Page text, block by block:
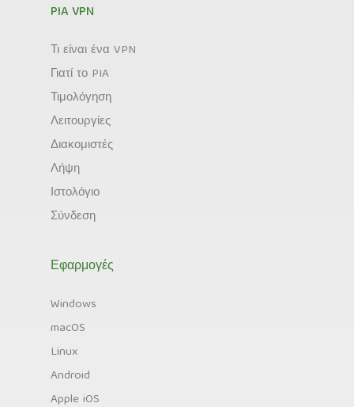
PIA VPN
Τι είναι ένα VPN
Γιατί το PIA
Τιμολόγηση
Λειτουργίες
Διακομιστές
Λήψη
Ιστολόγιο
Σύνδεση
Εφαρμογές
Windows
macOS
Linux
Android
Apple iOS